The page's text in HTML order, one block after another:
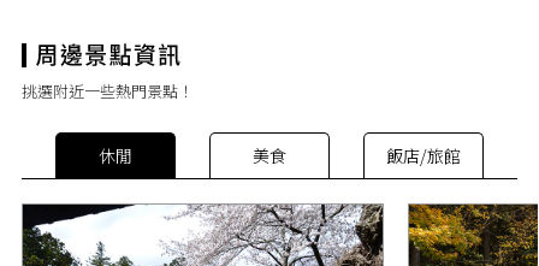
挑選附近一些熱門景點！
休閒 美食 飯店/旅館